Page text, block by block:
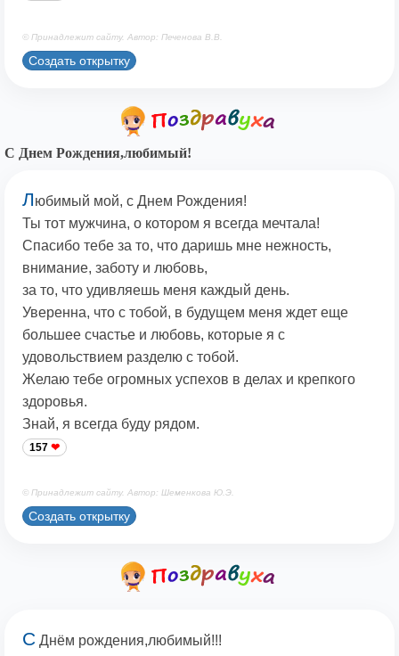
© Принадлежит сайту. Автор: Печенова В.В.
Создать открытку
С Днем Рождения,любимый!
Любимый мой, с Днем Рождения!
Ты тот мужчина, о котором я всегда мечтала!
Спасибо тебе за то, что даришь мне нежность,
внимание, заботу и любовь,
за то, что удивляешь меня каждый день.
Уверенна, что с тобой, в будущем меня ждет еще
большее счастье и любовь, которые я с
удовольствием разделю с тобой.
Желаю тебе огромных успехов в делах и крепкого
здоровья.
Знай, я всегда буду рядом.
157
© Принадлежит сайту. Автор: Шеменкова Ю.Э.
Создать открытку
С Днём рождения,любимый!!!